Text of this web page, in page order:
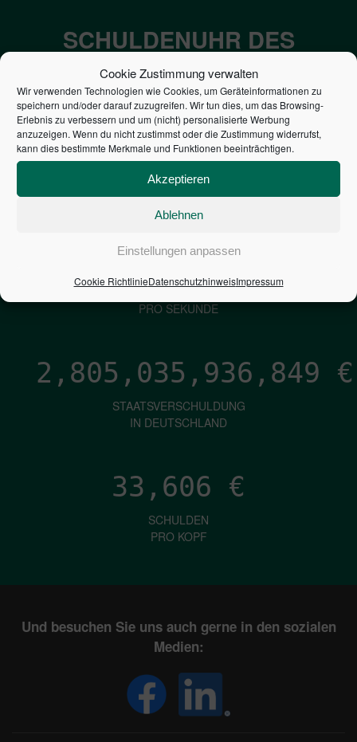
Cookie Zustimmung verwalten
Wir verwenden Technologien wie Cookies, um Geräteinformationen zu
speichern und/oder darauf zuzugreifen. Wir tun dies, um das Browsing-
Erlebnis zu verbessern und um (nicht) personalisierte Werbung
anzuzeigen. Wenn du nicht zustimmst oder die Zustimmung widerrufst,
kann dies bestimmte Merkmale und Funktionen beeinträchtigen.
Akzeptieren
Ablehnen
Einstellungen anpassen
Cookie RichtlinieDatenschutzhinweisImpressum
SCHULDENUHR DES
BUNDES DER
STEUERZAHLER
7,052€
NEUVERSCHULDUNG
PRO SEKUNDE
1,601€
ZINSEN
PRO SEKUNDE
2,805,035,937,695 €
STAATSVERSCHULDUNG
IN DEUTSCHLAND
33,606 €
SCHULDEN
PRO KOPF
Und besuchen Sie uns auch gerne in den sozialen
Medien: